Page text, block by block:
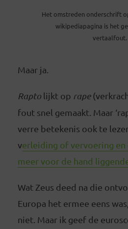
Het omstreden onderschrift
wikipediapagina is het
vertaalfout.
Maar ja.
Raptolijkt op rape
fout snel gemaakt. Maar
verre betekenis ook te
verleiding of vervoering
meer voor de hand
Wat Zeus deed na die
Europa het ermee eens
niet. Maar ik geef de